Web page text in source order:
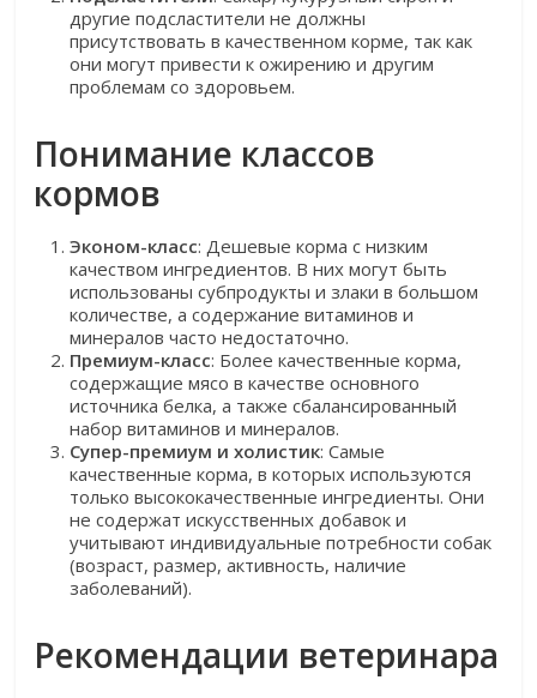
другие подсластители не должны
присутствовать в качественном корме, так как
они могут привести к ожирению и другим
проблемам со здоровьем.
Понимание классов
кормов
Эконом-класс: Дешевые корма с низким
качеством ингредиентов. В них могут быть
использованы субпродукты и злаки в большом
количестве, а содержание витаминов и
минералов часто недостаточно.
Премиум-класс: Более качественные корма,
содержащие мясо в качестве основного
источника белка, а также сбалансированный
набор витаминов и минералов.
Супер-премиум и холистик: Самые
качественные корма, в которых используются
только высококачественные ингредиенты. Они
не содержат искусственных добавок и
учитывают индивидуальные потребности собак
(возраст, размер, активность, наличие
заболеваний).
Рекомендации ветеринара